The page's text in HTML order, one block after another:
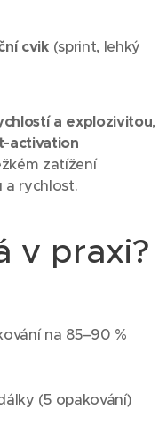
cvik(sprint, lehký
a explozivitou,
activation
zatížení
a rychlost.
v praxi?
na 85–90 %
(5 opakování)